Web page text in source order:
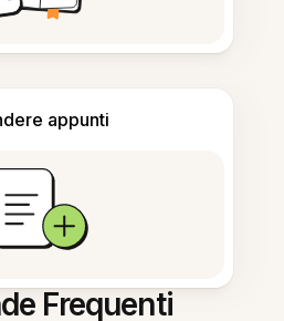
appunti
Frequenti